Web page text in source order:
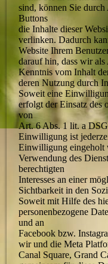
sind, können Sie
Buttons
die Inhalte dieser
verlinken. Dadurch
Website Ihrem
darauf hin, dass wir
Kenntnis vom Inhalt
deren Nutzung durch
Soweit eine
erfolgt der Einsatz des
von
Art. 6 Abs. 1 lit. a
Einwilligung ist
Einwilligung eingeholt
Verwendung des
berechtigten
Interesses an einer
Sichtbarkeit in den
Soweit mit Hilfe des
personenbezogene
und an
Facebook bzw.
wir und die Meta
Canal Square, Grand